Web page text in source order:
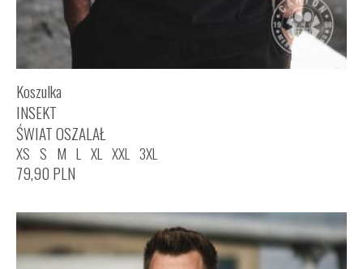
Koszulka
INSEKT
ŚWIAT OSZALAŁ
XS S M L XL XXL 3XL
79,90 PLN